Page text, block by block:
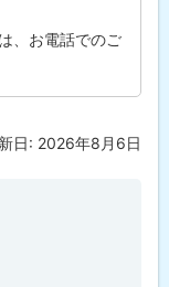
、お電話でのご
日: 2026年8月6日